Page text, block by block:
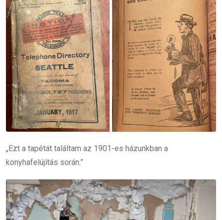
„Ezt a tapétát találtam az 1901-es házunkban a
konyhafelújítás során.”